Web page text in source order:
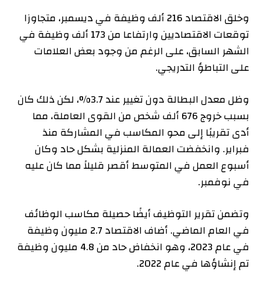
وخلق الاقتصاد 216 ألف وظيفة في ديسمبر، متجاوزا
توقعات الاقتصاديين وارتفاعا من 173 ألف وظيفة في
الشهر السابق، على الرغم من وجود بعض العلامات
على التباطؤ التدريجي.
وظل معدل البطالة دون تغيير عند 3.7%، لكن ذلك كان
بسبب خروج 676 ألف شخص من القوى العاملة، مما
أدى تقريبًا إلى محو المكاسب في المشاركة منذ
فبراير. وانخفضت العمالة المنزلية بشكل حاد وكان
أسبوع العمل في المتوسط ​​أقصر قليلاً مما كان عليه
في نوفمبر.
وتضمن تقرير التوظيف أيضًا حصيلة مكاسب الوظائف
في العام الماضي. أضاف الاقتصاد 2.7 مليون وظيفة
في عام 2023، وهو انخفاض حاد من 4.8 مليون وظيفة
تم إنشاؤها في عام 2022.